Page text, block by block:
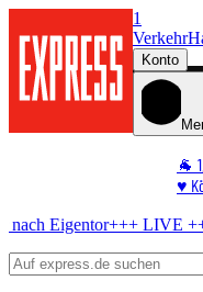
1
Verkehr
Konto
🐐
♥️
🏆
+++ LIVE +++